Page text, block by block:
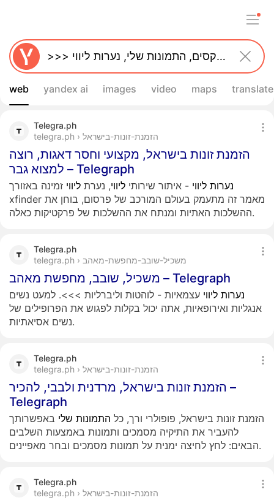
web yandex ai images video maps translate
Telegra.ph
telegra.ph › הזמנת-זונות-בישראל
הזמנת זונות בישראל, מקצועי וחסר דאגות, רוצה
למצוא גבר – Telegraph
נערות ליווי - איתור שירותי ליווי, נערת ליווי זמינה באזורך
xfinder מאמר זה מתעמק בעולם המורכב של פרסום, בוחן את
ההשלכות האתיות ומנתח את ההשלכות של פרקטיקות כאלה.
Telegra.ph
telegra.ph › משכיל-שובב-מחפשת-מאהב
משכיל, שובב, מחפשת מאהב – Telegraph
נערות ליווי עצמאיות - לוהטות וליברליות >>>. למעט נשים
אנגליות ואירופאיות, אתה יכול בקלות לפגוש את הפרופילים של
נשים אסיאתיות.
Telegra.ph
telegra.ph › הזמנת-זונות-בישראל
הזמנת זונות בישראל, מרדנית ולבבי, להכיר –
Telegraph
הזמנת זונות בישראל, פופולרי ורך, כל התמונות שלי באפשרותך
להעביר את התיקיה מסמכים ותמונות באמצעות השלבים
הבאים: לחץ לחיצה ימנית על תמונות מסמכים ובחר מאפיינים.
Telegra.ph
telegra.ph › הזמנת-זונות-בישראל